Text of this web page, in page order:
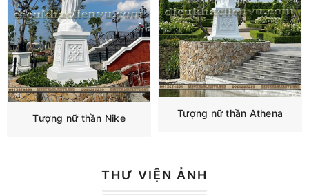
Tượng nữ thần Nike Tượng nữ thần Athena
THƯ VIỆN ẢNH